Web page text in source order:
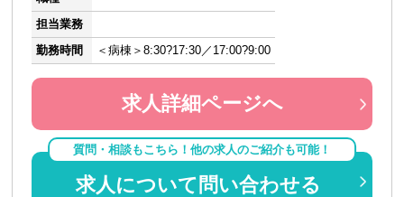
担当業務
勤務時間
＜病棟＞8:30?17:30／17:00?9:00
求人詳細ページへ
質問・相談もこちら！他の求人のご紹介も可能！
求人について問い合わせる